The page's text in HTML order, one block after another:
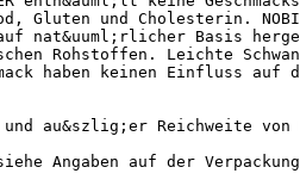
Gluten und Cholesterin.
auf nat&uuml;rlicher Basis
Rohstoffen. Leichte
haben keinen Einfluss auf
au&szlig;er Reichweite von
Angaben auf der